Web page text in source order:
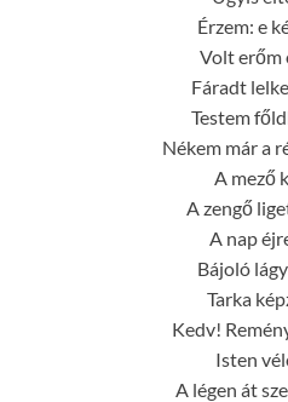
Érzem: e
Volt erőm
Fáradt
Testem
Nékem már a
A mező
A zengő
A nap
Bájoló
Tarka
Kedv!
Isten
A légen át